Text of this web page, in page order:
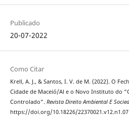
Publicado
20-07-2022
Como Citar
Krell, A. J., & Santos, I. V. de M. (2022). O
Cidade de Maceió/Al e o Novo Instituto do
Controlado”. Revista Direito Ambiental E
https://doi.org/10.18226/22370021.v12.n1.07